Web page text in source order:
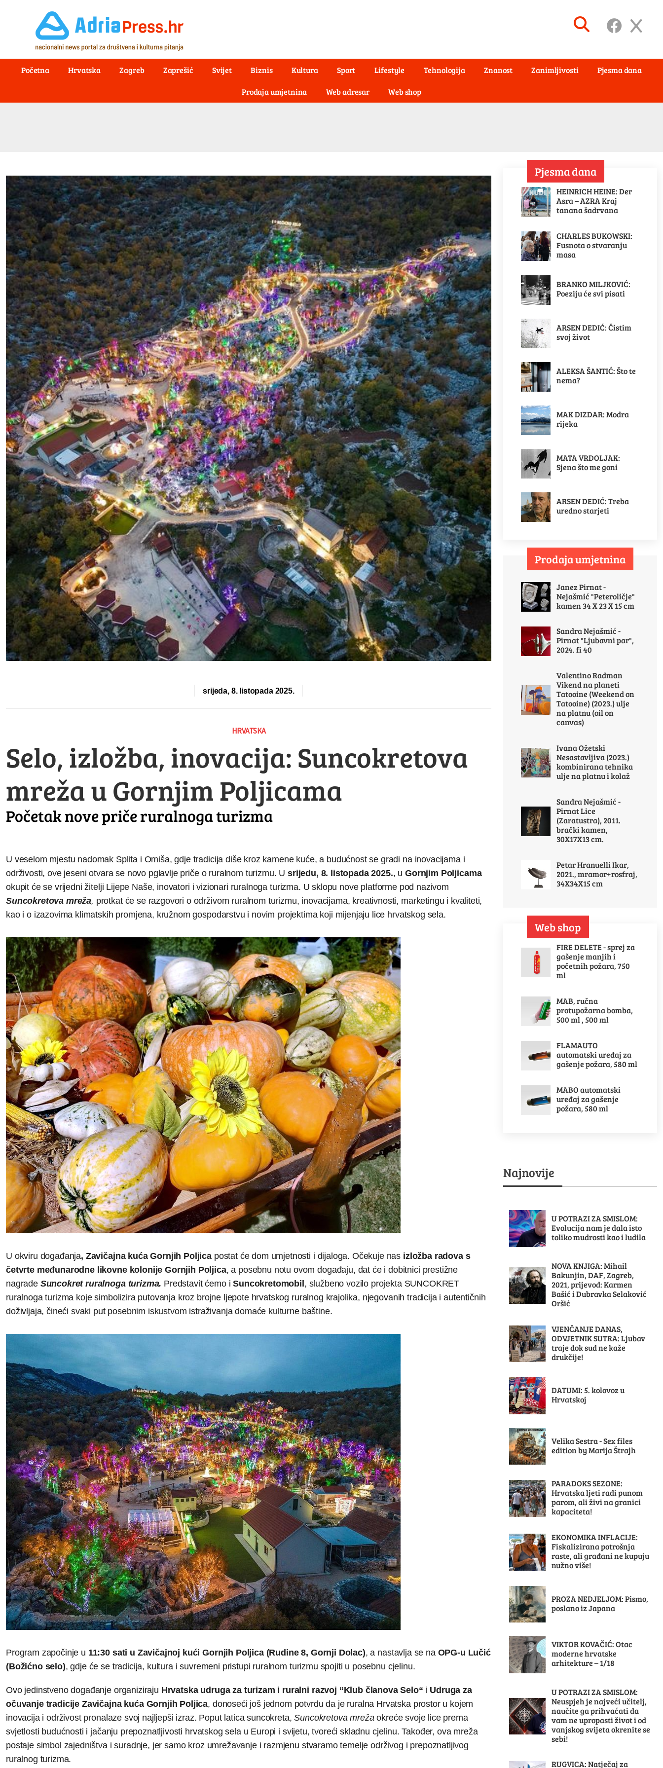
Početna Hrvatska Zagreb Zaprešić Svijet Biznis Kultura Sport Lifestyle Tehnologija Znanost Zanimljivosti Pjesma dana
Prodaja umjetnina Web adresar Web shop
srijeda, 8. listopada 2025.
HRVATSKA
Selo, izložba, inovacija: Suncokretova
mreža u Gornjim Poljicama
Početak nove priče ruralnoga turizma
U veselom mjestu nadomak Splita i Omiša, gdje tradicija diše kroz kamene kuće, a budućnost se gradi na inovacijama i
održivosti, ove jeseni otvara se novo pglavlje priče o ruralnom turizmu. U srijedu, 8. listopada 2025., uGornjim Poljicama
okupit će se vrijedni žitelji Lijepe Naše, inovatori i vizionari ruralnoga turizma. U sklopu nove platforme pod nazivom
Suncokretova mreža, protkat će se razgovori o održivom ruralnom turizmu, inovacijama, kreativnosti, marketingu i kvaliteti,
kao i o izazovima klimatskih promjena, kružnom gospodarstvu i novim projektima koji mijenjaju lice hrvatskog sela.
U okviru događanja, Zavičajna kuća Gornjih Poljica postat će dom umjetnosti i dijaloga. Očekuje nas izložba radova s
četvrte međunarodne likovne kolonije Gornjih Poljica, a posebnu notu ovom događaju, dat će i dobitnici prestižne
nagrade Suncokret ruralnoga turizma. Predstavit ćemo iSuncokretomobil , službeno vozilo projekta SUNCOKRET
ruralnoga turizma koje simbolizira putovanja kroz brojne ljepote hrvatskog ruralnog krajolika, njegovanih tradicija i autentičnih
doživljaja, čineći svaki put posebnim iskustvom istraživanja domaće kulturne baštine.
Program započinje u 11:30 sati u Zavičajnoj kući Gornjih Poljica (Rudine 8, Gornji Dolac), a nastavlja se na OPG-u Lučić
(Božićno selo), gdje će se tradicija, kultura i suvremeni pristupi ruralnom turizmu spojiti u posebnu cjelinu.
Ovo jedinstveno događanje organiziraju Hrvatska udruga za turizam i ruralni razvoj “Klub članova Selo“ i Udruga za
očuvanje tradicije Zavičajna kuća Gornjih Poljica, donoseći još jednom potvrdu da je ruralna Hrvatska prostor u kojem
inovacija i održivost pronalaze svoj najljepši izraz. Poput latica suncokreta,Suncokretova mrežaokreće svoje lice prema
svjetlosti budućnosti i jačanju prepoznatljivosti hrvatskog sela u Europi i svijetu, tvoreći skladnu cjelinu. Također, ova mreža
postaje simbol zajedništva i suradnje, jer samo kroz umrežavanje i razmjenu stvaramo temelje održivog i prepoznatljivog
ruralnog turizma.
Pjesma dana
HEINRICH HEINE: Der
Asra – AZRA Kraj
tanana šadrvana
CHARLES BUKOWSKI:
Fusnota o stvaranju
masa
BRANKO MILJKOVIĆ:
Poeziju će svi pisati
ARSEN DEDIĆ: Čistim
svoj život
ALEKSA ŠANTIĆ: Što te
nema?
MAK DIZDAR: Modra
rijeka
MATA VRDOLJAK:
Sjena što me goni
ARSEN DEDIĆ: Treba
uredno starjeti
Prodaja umjetnina
Janez Pirnat -
Nejašmić "Peteroličje"
kamen 34 X 23 X 15 cm
Sandra Nejašmić -
Pirnat "Ljubavni par",
2024. fi 40
Valentino Radman
Vikend na planeti
Tatooine (Weekend on
Tatooine) (2023.) ulje
na platnu (oil on
canvas)
Ivana Ožetski
Nesastavljiva (2023.)
kombinirana tehnika
ulje na platnu i kolaž
Sandra Nejašmić -
Pirnat Lice
(Zaratustra), 2011.
brački kamen,
30X17X13 cm.
Petar Hranuelli Ikar,
2021., mramor+rosfraj,
34X34X15 cm
Web shop
FIRE DELETE - sprej za
gašenje manjih i
početnih požara, 750
ml
MAB, ručna
protupožarna bomba,
500 ml , 500 ml
FLAMAUTO
automatski uređaj za
gašenje požara, 580 ml
MABO automatski
uređaj za gašenje
požara, 580 ml
Najnovije
U POTRAZI ZA SMISLOM:
Evolucija nam je dala isto
toliko mudrosti kao i ludila
NOVA KNJIGA: Mihail
Bakunjin, DAF, Zagreb,
2021, prijevod: Karmen
Bašić i Dubravka Selaković
Oršić
VJENČANJE DANAS,
ODVJETNIK SUTRA: Ljubav
traje dok sud ne kaže
drukčije!
DATUMI: 5. kolovoz u
Hrvatskoj
Velika Sestra - Sex files
edition by Marija Štrajh
PARADOKS SEZONE:
Hrvatska ljeti radi punom
parom, ali živi na granici
kapaciteta!
EKONOMIKA INFLACIJE:
Fiskalizirana potrošnja
raste, ali građani ne kupuju
nužno više!
PROZA NEDJELJOM: Pismo,
poslano iz Japana
VIKTOR KOVAČIĆ: Otac
moderne hrvatske
arhitekture – 1/18
U POTRAZI ZA SMISLOM:
Neuspjeh je najveći učitelj,
naučite ga prihvaćati da
vam ne upropasti život i od
vanjskog svijeta okrenite se
sebi!
RUGVICA: Natječaj za